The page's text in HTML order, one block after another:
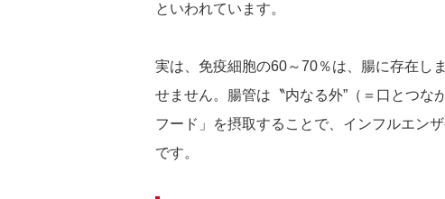
といわれています。
実は、免疫細胞の60～70％は、腸に存在し
せません。腸管は〝内なる外”（＝口とつな
フード」を摂取することで、インフルエン
です。